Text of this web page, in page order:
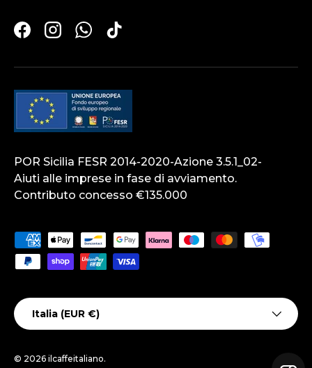
FacebookInstagramWhatsApp
TikTok
POR Sicilia FESR 2014-2020-Azione 3.5.1_02-
Aiuti alle imprese in fase di avviamento.
Contributo concesso €135.000
Metodi di pagamento accettati
Paese/Regione
Italia (EUR €)
© 2026 ilcaffeitaliano.